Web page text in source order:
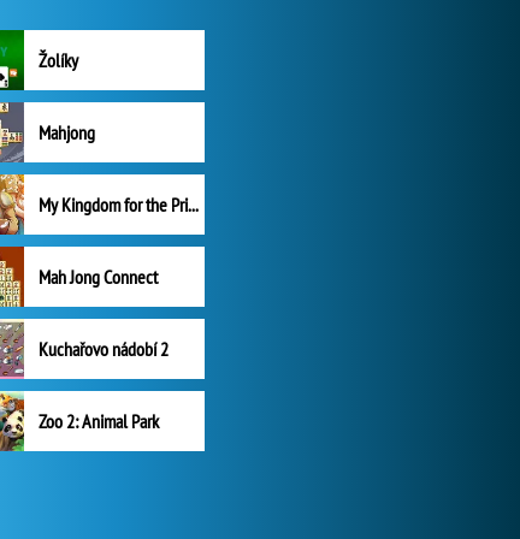
Žolíky
Mahjong
My Kingdom for the Princess Plná verze
Mah Jong Connect
Kuchařovo nádobí 2
Zoo 2: Animal Park